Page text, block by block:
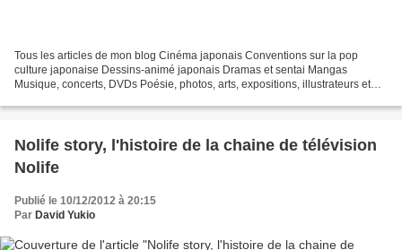
Tous les articles de mon blog Cinéma japonais Conventions sur la pop
culture japonaise Dessins-animé japonais Dramas et sentai Mangas
Musique, concerts, DVDs Poésie, photos, arts, expositions, illustrateurs et
Nolife story, l'histoire de la chaine de télévision
Nolife
Publié le 10/12/2012 à 20:15
Par David Yukio